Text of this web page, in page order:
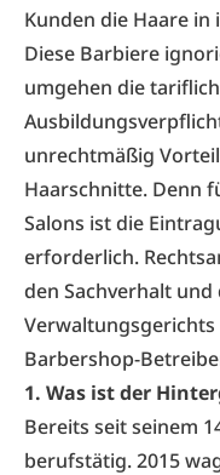
Kunden die Haare
Diese Barbiere
umgehen die
unrechtmäßig
Haarschnitte. Denn
Salons ist die
erforderlich.
den Sachverhalt und
Barbershop-
1. Was ist der
Bereits seit seinem
berufstätig. 2015